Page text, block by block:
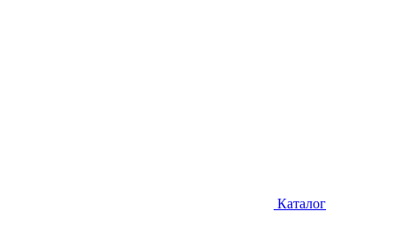
Каталог